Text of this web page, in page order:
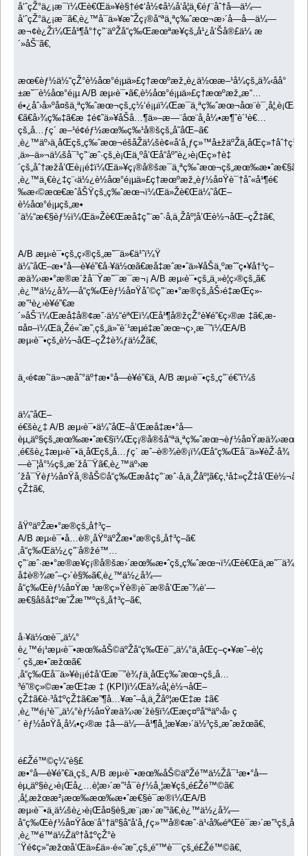
å‘ˆçŽ°ä¿¡æ¯ï¼Œè€Œä»¥è§†é¢‘å½¢å¼å‘å¦ä¸€éƒ¨åˆ†å—ä¼—
å‘ˆçŽ°ä¿¡æ¯ã€‚è¿™å¯ä»¥æ˜Žç¡®å“ªä¸ªç‰ˆæœ¬æ›´å—å—ä¼—
æ¬¢è¿Žï¼Œå¹¶å°†ç”¨äºŽå“ç‰Œæœªæ¥çš„å¹¿å‘Šå®£ä¼ æ
´»åŠ¨ã€‚
æœ€èƒ½ä½“çŽ°è½åœ°é¡µä»£ç†æœºæž„è¿ä½œæ–¹å¼çš„ä¾‹å­å°
±æ˜¯è½åœ°é¡µ A/B æµ‹è¯•ã€‚è½åœ°é¡µä»£ç†æœºæž„æ“…
€ã€å›¾ç‰‡ã€æ ‡é¢˜ä»¥åŠå…¶ä»–æ—¨åœ¨å¸å¼•æ¶ˆè´¹è€…
çš„å…ƒç´ æ–¹é¢éƒ½æœ‰ç‰¹å®šçš„å˜åŒ–ã€
‚ä»–ä»¬ä¼šå¯¹ç”¨æˆ·çš„è¡Œä¸ºå’Œå“åº”è¿›è¡Œç»†è‡
´çš„åˆ†æžå’Œè¡¡é‡ï¼Œä»¥ç¡®å®šæ¯ä¸ªç‰ˆæœ¬çš„æœ‰æ•ˆæ€§ã€
‚è¿™ä¸€è¿‡ç¨‹ä½¿è½åœ°é¡µä»£ç†æœºæž„èƒ½å¤Ÿè¯†åˆ«å¹¶é€
‰æ‹©æœ€æˆåŠŸçš„ç‰ˆæœ¬ï¼Œä»Žè€Œä¼˜åŒ–
è½åœ°é¡µçš„æ•
´ä½“æ€§èƒ½ï¼Œä»Žè€Œæå‡ç”¨æˆ·å‚ä¸Žåº¦å’Œè½¬åŒ–çŽ‡ã€‚
A/B æµ‹è¯•çš„ç›®çš„æ˜¯ä»€ä¹ˆï¼Ÿ
ä¼˜åŒ–æ•°å­—è¥é”€å·¥ä½œã€æå‡æˆæ•ˆä»¥åŠä¸ºæˆ˜ç•¥å†³ç­–
æä¾›æ•°æ®æ´žå¯Ÿæ˜¯æ¯æ¬¡ A/B æµ‹è¯•çš„ä¸»è¦ç›®çš„ã€
‚è¿™ä½¿å¾—å“ç‰Œèƒ½å¤Ÿåˆ©ç”¨æ•°æ®çš„åŠ›é‡æŒç»­
æ”¹è¿›è¥é”€æ
´»åŠ¨ï¼Œæå‡å®¢æˆ·ä½“éªŒï¼Œå¹¶å®žçŽ°è¥é”€ç›®æ ‡ã€‚æ­
¤å¤–ï¼Œä¸Žé«˜æ˜‚çš„ä»˜è´¹æµé‡æˆæœ¬ç›¸æ¯”ï¼ŒA/B
æµ‹è¯•çš„è½¬åŒ–çŽ‡è¾ƒä½Žã€‚
ä¸‹é¢æˆ‘ä»¬æåˆ°äº†æ•°å­—è¥é”€ä¸­ A/B æµ‹è¯•çš„ç”¨é€”ï¼š
ä¼˜åŒ–
é€šè¿‡ A/B æµ‹è¯•ä¼˜åŒ–å’Œæå‡æ•°å­—
‚é€šè¿‡æµ‹è¯•ä¸åŒçš„å…ƒç´ æˆ–è®¾è®¡ï¼Œå“ç‰Œå¯ä»¥èŽ·å¾
—è¯¦å°½çš„æ´žå¯Ÿã€‚è¿™äº›æ
çŽ‡ã€‚
åŸºäºŽæ•°æ®çš„å†³ç­–
A/B æµ‹è¯•å…è®¸åŸºäºŽæ•°æ®çš„å†³ç­–ã€
‚å“ç‰Œä½¿ç”¨å®žé™…
å‡è®¾æˆ–ç›´è§‰ã€‚è¿™ä½¿å¾—
å“ç‰Œèƒ½å¤Ÿæ ¹æ®ç»Ÿè®¡è¯æ®å’Œæ˜¾è‘—
æ€§åšå‡ºæ˜Žæ™ºçš„å†³ç­–ã€‚
å·¥ä½œè¯„ä¼°
è¿™é¡¹æµ‹è¯•æœ‰åŠ©äºŽå“ç‰Œè¯„ä¼°ä¸åŒç­–ç•¥æˆ–è¦ç
´ çš„æ•ˆæžœã€
‚å“ç‰Œå¯ä»¥è¡¡é‡å’Œæ¯”è¾ƒä¸åŒç‰ˆæœ¬çš„å…
³é”®ç»©æ•ˆæŒ‡æ ‡ (KPI)ï¼Œä¾‹å¦‚è½¬åŒ–
çŽ‡ã€è·³å‡ºçŽ‡ã€æ”¶å…¥æˆ–å‚ä¸Žåº¦æŒ‡æ ‡ã€
‚è¿™é¡¹è¯„ä¼°èƒ½å¤Ÿæä¾›æ´žè§ï¼Œæ­ç¤ºå“ªäº›å› ç
´ èƒ½å¤Ÿå¸å¼•ç›®æ ‡å—ä¼—å¹¶å¸¦æ¥æ›´ä½³çš„æˆæžœã€‚
é£Žé™©ç¼“è§£
æ•°å­—è¥é”€ä¸­çš„ A/B æµ‹è¯•æœ‰åŠ©äºŽé™ä½Žå¯¹æ•°å­—
èµ„äº§è¿›è¡Œå¿…è¦æ›´æ”¹å¯èƒ½å¸¦æ¥çš„é£Žé™©ã€
‚å¦‚æžœæ²¡æœ‰æœ‰æ•ˆæ€§è¯æ®ï¼ŒA/B
æµ‹è¯•ä¸ä¼šè¿›è¡Œå¤§è§„æ¨¡æ›´æ”¹ã€‚è¿™ä½¿å¾—
‚è¿™é™ä½Žäº†å‡ºçŽ°è
´Ÿé¢ç»“æžœå’Œä»£ä»·é«˜æ˜‚çš„é”™è¯¯çš„é£Žé™©ã€‚